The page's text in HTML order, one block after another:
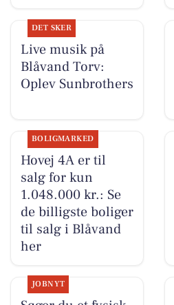
DET SKER
Live musik på
Blåvand Torv:
Oplev Sunbrothers
BOLIGMARKED
Hovej 4A er til
salg for kun
1.048.000 kr.: Se
de billigste boliger
til salg i Blåvand
her
JOBNYT